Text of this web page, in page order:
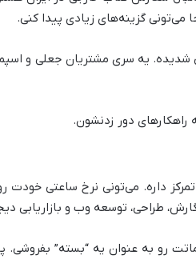
می‌تونی گزینه‌های زیادی پیدا کنی.
شدیده. یه سری مشتریان جعلی و
راهکارهای دور زدنشون.
داره. می‌تونی نرخ ساعتی
رو به عنوان یه “بسته”